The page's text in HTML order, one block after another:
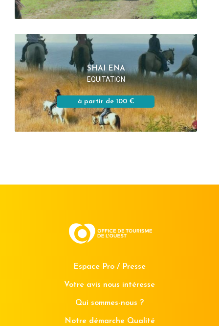
SHAI ENA
EQUITATION
à partir de 100 €
Espace Pro / Presse
Votre avis nous intéresse
Qui sommes-nous ?
Notre démarche Qualité